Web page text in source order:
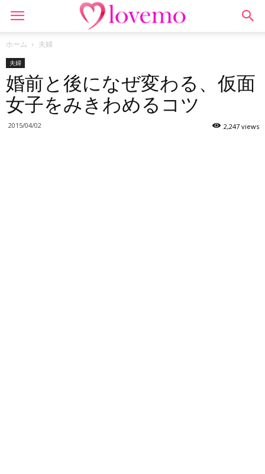
ホーム 夫婦
夫婦
婚前と後になぜ変わる、仮面
女子をみきわめるコツ
2015/04/02 2,247 views